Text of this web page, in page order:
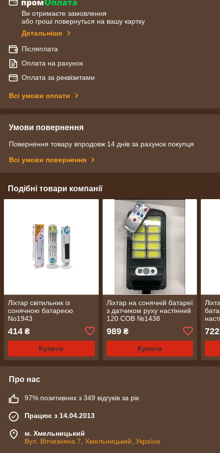
Ви отримаєте замовлення
або гроші повернуться на вашу картку
Детальніше
Післяплата
Оплата на рахунок
Оплата за реквізитами
Всі умови оплати
Умови повернення
Повернення товару впродовж 14 днів за рахунок покупця
Всі умови повернення
Подібні товари компанії
Ліхтар світильник із
сонячною батареєю
No1943
414 ₴
Купити
Ліхтар на сонячній батареї
з датчиком руху настінний
120 COB №1438
989₴
Купити
722
Про нас
97% позитивних з 349 відгуків за рік
Працює з 14.04.2013
м. Хмельницький
Вул. Вітчизняна 7, Хмельницький, Україна